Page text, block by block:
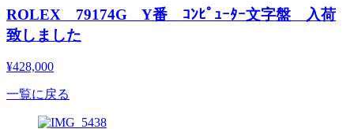
ROLEX 79174G Y番 ｺﾝﾋﾟｭｰﾀｰ文字盤 入荷
致しました
¥428,000
一覧に戻る